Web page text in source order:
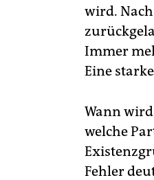
wird.
Immer
Eine
Wann
welche
Fehler